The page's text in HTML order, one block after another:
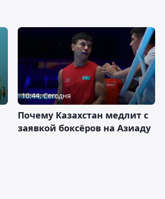
10:44, Сегодня
Почему Казахстан медлит с
заявкой боксёров на Азиаду